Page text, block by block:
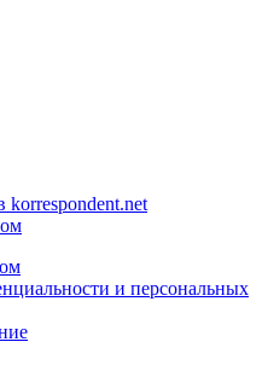
korrespondent.net
и персональных